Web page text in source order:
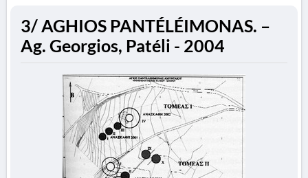
3/ AGHIOS PANTÉLÉIMONAS. –
Ag. Georgios, Patéli - 2004